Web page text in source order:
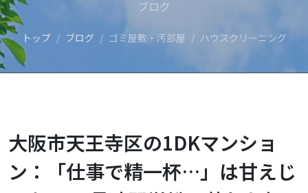
ブログ
トップ ブログ ゴミ屋敷・汚部屋 ハウスクリーニング
大阪市天王寺区の1DKマンショ
ン：「仕事で精一杯…」は甘えじ